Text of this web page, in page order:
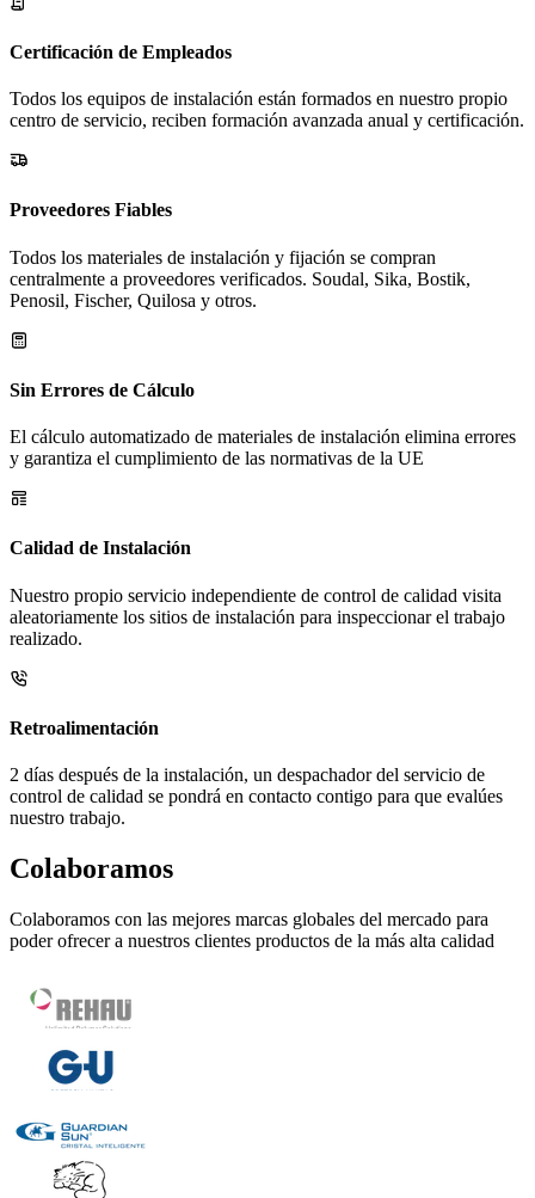
Certificación de Empleados
Todos los equipos de instalación están formados en nuestro propio
centro de servicio, reciben formación avanzada anual y certificación.
Proveedores Fiables
Todos los materiales de instalación y fijación se compran
centralmente a proveedores verificados. Soudal, Sika, Bostik,
Penosil, Fischer, Quilosa y otros.
Sin Errores de Cálculo
El cálculo automatizado de materiales de instalación elimina errores
y garantiza el cumplimiento de las normativas de la UE
Calidad de Instalación
Nuestro propio servicio independiente de control de calidad visita
aleatoriamente los sitios de instalación para inspeccionar el trabajo
realizado.
Retroalimentación
2 días después de la instalación, un despachador del servicio de
control de calidad se pondrá en contacto contigo para que evalúes
nuestro trabajo.
Colaboramos
Colaboramos con las mejores marcas globales del mercado para
poder ofrecer a nuestros clientes productos de la más alta calidad